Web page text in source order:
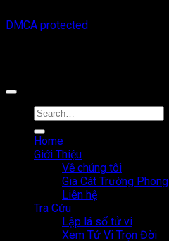
DMCA protected
Home
Giới Thiệu
Về chúng tôi
Gia Cát Trường Phong
Liên hệ
Tra Cứu
Lập lá số tử vi
Xem Tử Vi Trọn Đời